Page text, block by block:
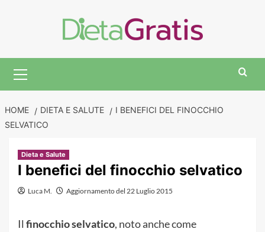
Menu
HOME DIETA E SALUTE
I BENEFICI DEL FINOCCHIO
SELVATICO
Dieta e Salute
I benefici del finocchio selvatico
Luca M. Aggiornamento del 22 Luglio 2015
Il finocchio selvatico, noto anche come